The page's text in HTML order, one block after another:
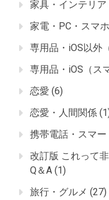
家具・インテリア
家電・PC・スマホ
専用品・iOS以外
専用品・iOS（ス
恋愛 (6)
恋愛・人間関係
携帯電話・スマー
改訂版 これって
Q＆A (1)
旅行・グルメ (27)